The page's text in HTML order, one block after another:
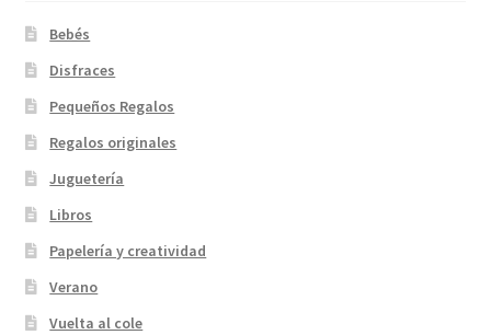
Bebés
Disfraces
Pequeños Regalos
Regalos originales
Juguetería
Libros
Papelería y creatividad
Verano
Vuelta al cole